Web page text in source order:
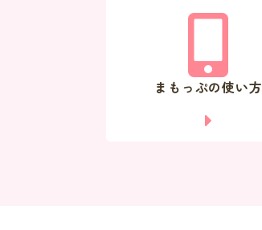
まもっぷの使い方